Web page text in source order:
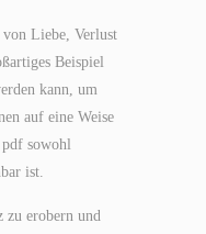
von Liebe, Verlust
Beispiel
kann, um
auf eine Weise
pdf sowohl
ist.
zu erobern und